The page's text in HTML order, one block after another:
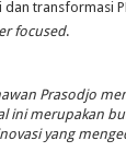
transformasi
focused.
Prasodjo
ini merupakan
yang